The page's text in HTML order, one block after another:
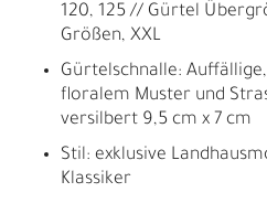
120, 125 // Gürtel
Größen, XXL
Gürtelschnalle:
floralem Muster und
versilbert 9,5 cm x 7 cm
Stil: exklusive
Klassiker